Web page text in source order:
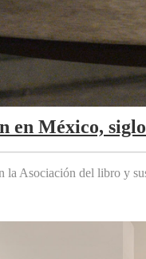
en México,
Asociación del libro y